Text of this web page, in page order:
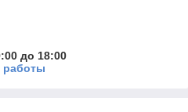
до 18:00
работы